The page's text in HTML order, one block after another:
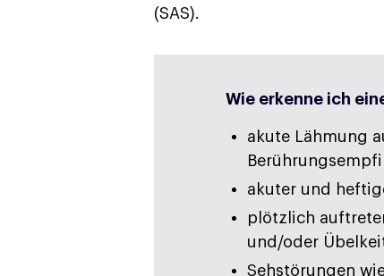
(SAS).
Wie erkenne ich
akute Lähmung
akuter und
plötzlich
und/oder
Sehstörungen